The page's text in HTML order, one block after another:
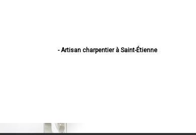
- Artisan charpentier à Saint-Étienne
- Artisan charpentier à Riorges
- Artisan charpentier à Roche-la-Molière